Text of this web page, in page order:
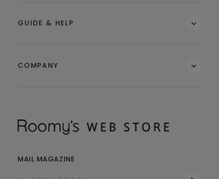
GUIDE & HELP
COMPANY
MAIL MAGAZINE